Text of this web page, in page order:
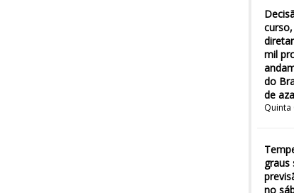
mil
do
de
Quinta
graus
no